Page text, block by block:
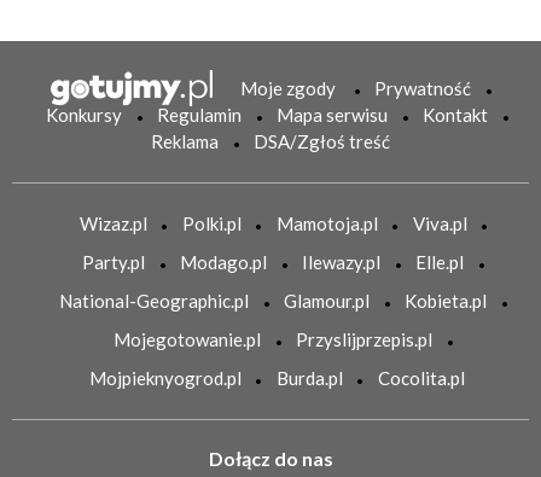
Moje zgody
Prywatność
Konkursy
Regulamin Mapa serwisu
Kontakt
Reklama
DSA/Zgłoś treść
Wizaz.pl Polki.pl Mamotoja.pl
Viva.pl
Party.pl
Modago.pl Ilewazy.pl
Elle.pl
National-Geographic.pl
Glamour.pl
Kobieta.pl
Mojegotowanie.pl
Przyslijprzepis.pl
Mojpieknyogrod.pl
Burda.pl Cocolita.pl
Dołącz do nas